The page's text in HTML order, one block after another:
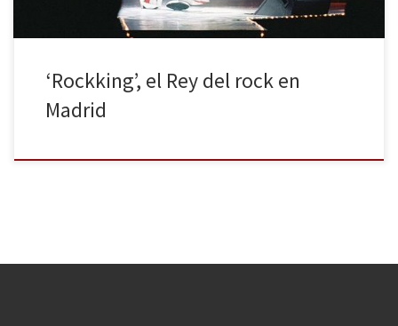
‘Rockking’, el Rey del rock en
Madrid